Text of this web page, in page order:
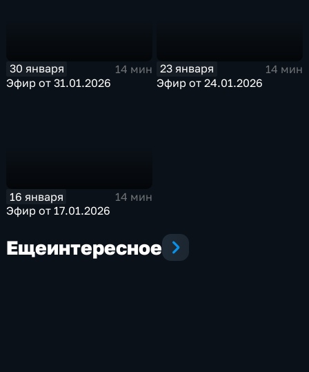
30 января
14 мин
Эфир от 31.01.2026
23 января
14 мин
Эфир от 24.01.2026
16 января
14 мин
Эфир от 17.01.2026
Ещеинтересное